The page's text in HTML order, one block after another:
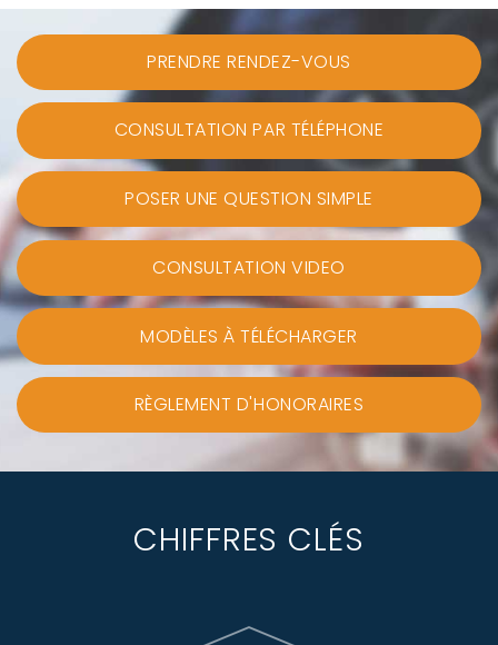
PRENDRE RENDEZ-VOUS
CONSULTATION PAR TÉLÉPHONE
POSER UNE QUESTION SIMPLE
CONSULTATION VIDEO
MODÈLES À TÉLÉCHARGER
RÈGLEMENT D'HONORAIRES
CHIFFRES CLÉS